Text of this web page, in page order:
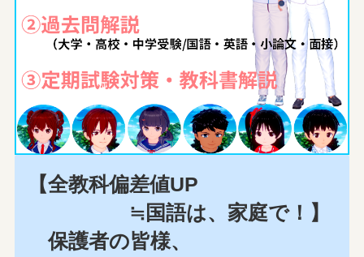
【全教科偏差値UP
≒国語は、家庭で！】
保護者の皆様、